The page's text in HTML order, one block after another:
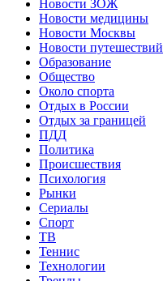
Новости ЗОЖ
Новости медицины
Новости Москвы
Новости путешествий
Образование
Общество
Около спорта
Отдых в России
Отдых за границей
ПДД
Политика
Происшествия
Психология
Рынки
Сериалы
Спорт
ТВ
Теннис
Технологии